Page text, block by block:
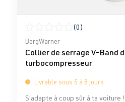
Note moyenne de 0 sur 5
(0)
BorgWarner
Collier de serrage V-Band
turbocompresseur
Livrable sous 5 à 8 jours
S'adapte à coup sûr à ta voiture !